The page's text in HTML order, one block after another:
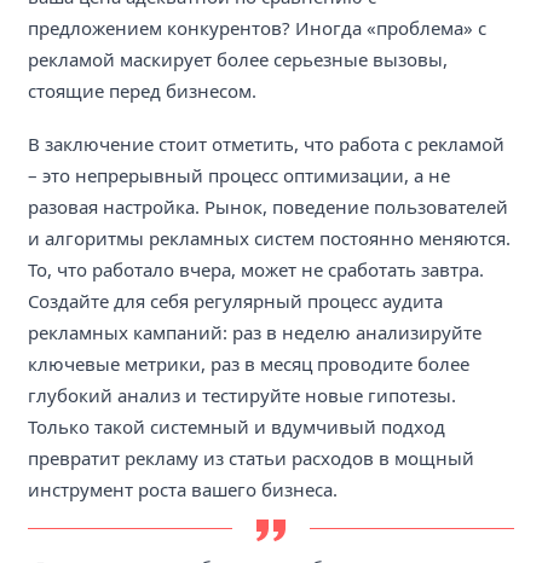
предложением конкурентов? Иногда «проблема» с
рекламой маскирует более серьезные вызовы,
стоящие перед бизнесом.
В заключение стоит отметить, что работа с рекламой
– это непрерывный процесс оптимизации, а не
разовая настройка. Рынок, поведение пользователей
и алгоритмы рекламных систем постоянно меняются.
То, что работало вчера, может не сработать завтра.
Создайте для себя регулярный процесс аудита
рекламных кампаний: раз в неделю анализируйте
ключевые метрики, раз в месяц проводите более
глубокий анализ и тестируйте новые гипотезы.
Только такой системный и вдумчивый подход
превратит рекламу из статьи расходов в мощный
инструмент роста вашего бизнеса.